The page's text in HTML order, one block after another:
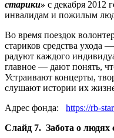
старики» с декабря 2012
инвалидам и пожилым
Во время поездок
стариков средства ухода
радуют каждого
главное — дают понять,
Устраивают концерты,
слушают истории их
Адрес фонда: https://rb-
Слайд 7. Забота о людях